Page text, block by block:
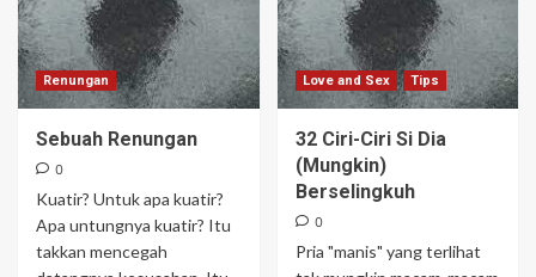
Renungan
Sebuah Renungan
0
Kuatir? Untuk apa kuatir?
Apa untungnya kuatir? Itu
takkan mencegah
Love and Sex Tips
32 Ciri-Ciri Si Dia
(Mungkin)
Berselingkuh
0
Pria "manis" yang terlihat